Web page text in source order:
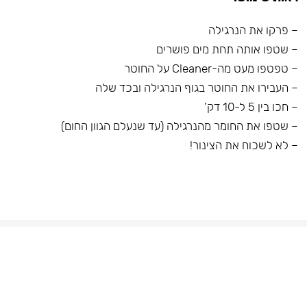
– פרקו את הנרגילה
– שטפו אותה תחת מים פושרים
– טפטפו מעט מה-Cleaner על החוטר
– העבירו את החוטר בגוף הנרגילה ובכד שלה
– חכו בין 5 ל-10 דק’
– שטפו את החומר מהנרגילה (עד שנעלם הגוון החום)
– לא לשכוח את הצינור!